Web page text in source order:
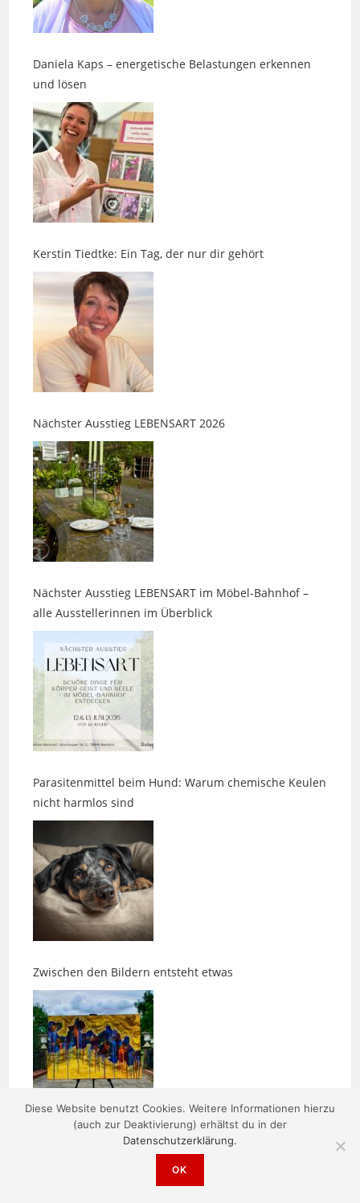
Daniela Kaps – energetische Belastungen erkennen
Kerstin Tiedtke: Ein Tag, der nur dir gehört
Nächster Ausstieg LEBENSART 2026
Nächster Ausstieg LEBENSART im Möbel-Bahnhof –
Parasitenmittel beim Hund: Warum chemische Keulen
Zwischen den Bildern entsteht etwas
Morgens um fünf ist die Welt noch in Ordnung
Diese Website benutzt Cookies. Weitere Informationen hierzu
(auch zur Deaktivierung) erhältst du in der
Datenschutzerklärung.
OK